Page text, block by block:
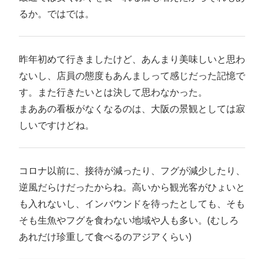
るか。ではでは。
昨年初めて行きましたけど、あんまり美味しいと思わ
ないし、店員の態度もあんましって感じだった記憶で
す。また行きたいとは決して思わなかった。
まああの看板がなくなるのは、大阪の景観としては寂
しいですけどね。
コロナ以前に、接待が減ったり、フグが減少したり、
逆風だらけだったからね。高いから観光客がひょいと
も入れないし、インバウンドを待ったとしても、そも
そも生魚やフグを食わない地域や人も多い。(むしろ
あれだけ珍重して食べるのアジアくらい)